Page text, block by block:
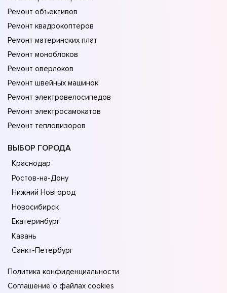
Ремонт объективов
Ремонт квадрокоптеров
Ремонт материнских плат
Ремонт моноблоков
Ремонт оверлоков
Ремонт швейных машинок
Ремонт электровелосипедов
Ремонт электросамокатов
Ремонт тепловизоров
ВЫБОР ГОРОДА
Краснодар
Ростов-на-Дону
Нижний Новгород
Новосибирск
Екатеринбург
Казань
Санкт-Петербург
Политика конфиденциальности
Соглашение о файлах cookies